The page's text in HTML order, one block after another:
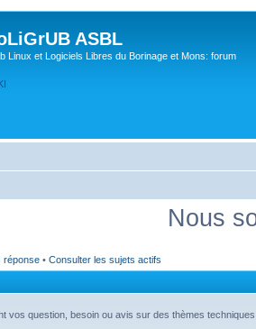
ASBL
Linux et Logiciels Libres du Borinage et Mons: forum
Nous
réponse • Consulter les sujets actifs
vos question, besoin ou avis sur des thèmes